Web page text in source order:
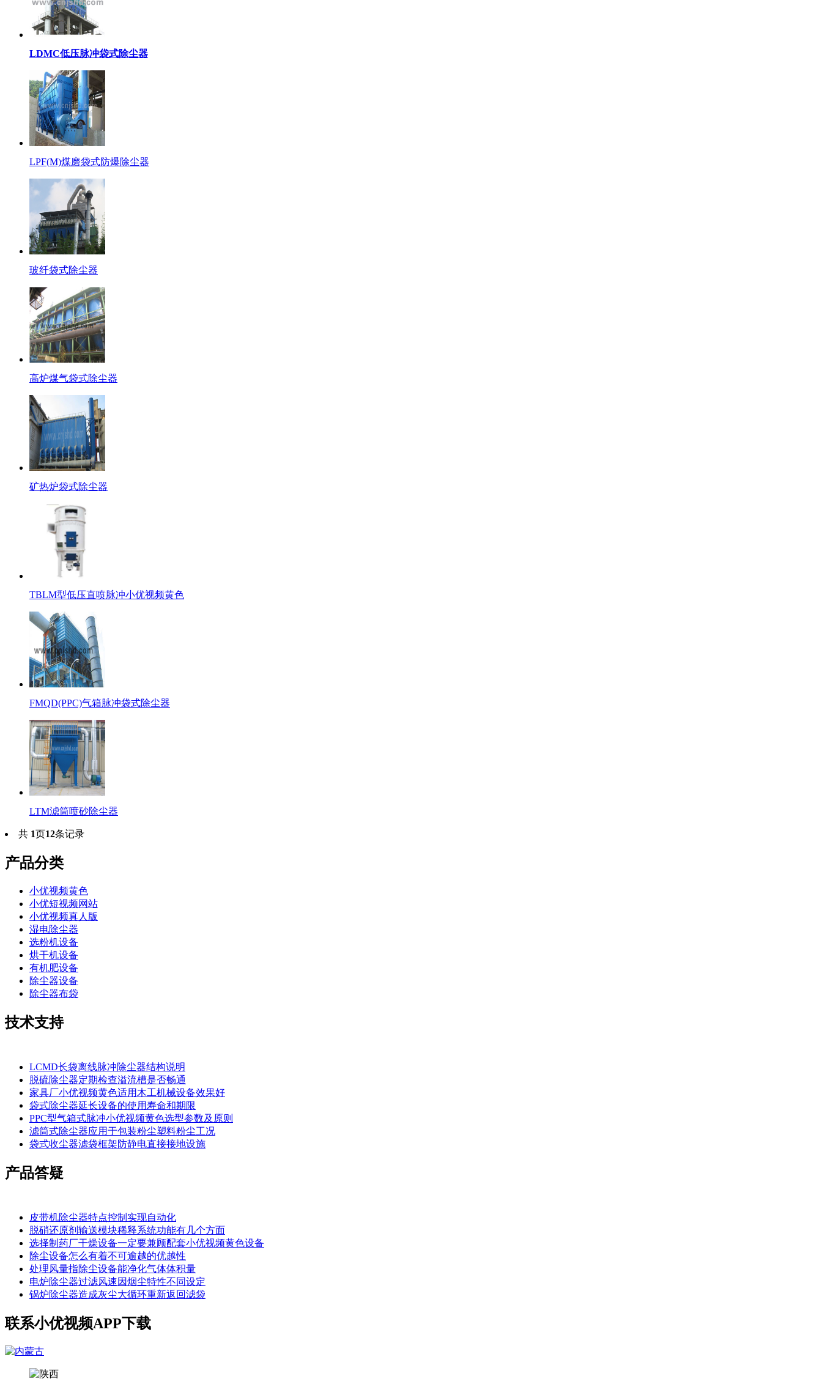
LDMC低压脉冲袋式除尘器
LPF(M)煤磨袋式防爆除尘器
玻纤袋式除尘器
高炉煤气袋式除尘器
矿热炉袋式除尘器
TBLM型低压直喷脉冲小优视频黄色
FMQD(PPC)气箱脉冲袋式除尘器
LTM滤筒喷砂除尘器
共 1页12条记录
产品分类
小优视频黄色
小优短视频网站
小优视频真人版
湿电除尘器
选粉机设备
烘干机设备
有机肥设备
除尘器设备
除尘器布袋
技术支持
LCMD长袋离线脉冲除尘器结构说明
脱硫除尘器定期检查溢流槽是否畅通
家具厂小优视频黄色适用木工机械设备效果好
袋式除尘器延长设备的使用寿命和期限
PPC型气箱式脉冲小优视频黄色选型参数及原则
滤筒式除尘器应用于包装粉尘塑料粉尘工况
袋式收尘器滤袋框架防静电直接接地设施
产品答疑
皮带机除尘器特点控制实现自动化
脱硝还原剂输送模块稀释系统功能有几个方面
选择制药厂干燥设备一定要兼顾配套小优视频黄色设备
除尘设备怎么有着不可逾越的优越性
处理风量指除尘设备能净化气体体积量
电炉除尘器过滤风速因烟尘特性不同设定
锅炉除尘器造成灰尘大循环重新返回滤袋
联系小优视频APP下载